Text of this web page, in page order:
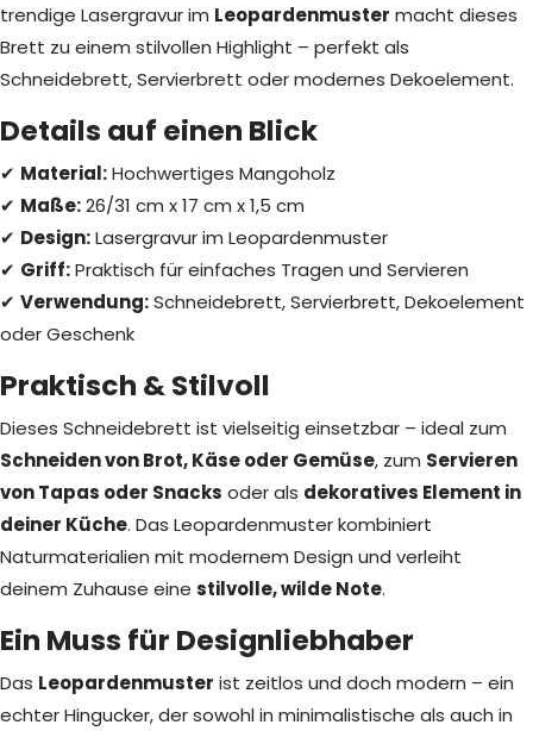
trendige Lasergravur im Leopardenmuster macht dieses
Brett zu einem stilvollen Highlight – perfekt als
Schneidebrett, Servierbrett oder modernes Dekoelement.
Details auf einen Blick
✔ Material:Hochwertiges Mangoholz
✔ Maße:26/31 cm x 17 cm x 1,5 cm
✔ Design:Lasergravur im Leopardenmuster
✔ Griff:Praktisch für einfaches Tragen und Servieren
✔ Verwendung:Schneidebrett, Servierbrett, Dekoelement
oder Geschenk
Praktisch & Stilvoll
Dieses Schneidebrett ist vielseitig einsetzbar – ideal zum
Schneiden von Brot, Käse oder Gemüse, zum Servieren
von Tapas oder Snacks oder als dekoratives Element in
deiner Küche. Das Leopardenmuster kombiniert
Naturmaterialien mit modernem Design und verleiht
deinem Zuhause eine stilvolle, wilde Note.
Ein Muss für Designliebhaber
Das Leopardenmuster ist zeitlos und doch modern – ein
echter Hingucker, der sowohl in minimalistische als auch in